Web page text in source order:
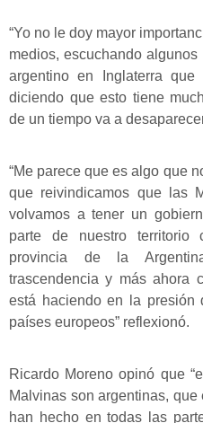
“Yo no le doy mayor
medios, escuchando
argentino en Inglaterra
diciendo que esto tiene
de un tiempo va a
“Me parece que es algo que
que reivindicamos que las
volvamos a tener un
parte de nuestro territorio
provincia de la
trascendencia y más ahora
está haciendo en la presión
países europeos” reflexionó.
Ricardo Moreno opinó que
Malvinas son argentinas,
han hecho en todas las